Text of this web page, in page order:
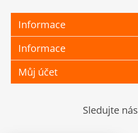
Informace
Informace
Můj účet
Sledujte nás